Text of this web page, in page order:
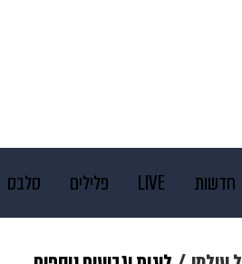
חדשות LIVE פלילים סלבס
תרבות צבא וביטחון makoZ